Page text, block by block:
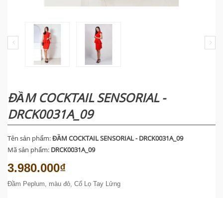
ĐẦM COCKTAIL SENSORIAL -
DRCK0031A_09
Tên sản phẩm:ĐẦM COCKTAIL SENSORIAL - DRCK0031A_09
Mã sản phẩm: DRCK0031A_09
3.980.000₫
Đầm Peplum, màu đỏ, Cổ Lọ Tay Lửng